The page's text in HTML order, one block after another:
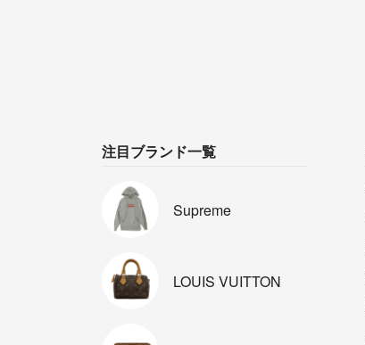
注目ブランド一覧
Supreme
LOUIS VUITTON